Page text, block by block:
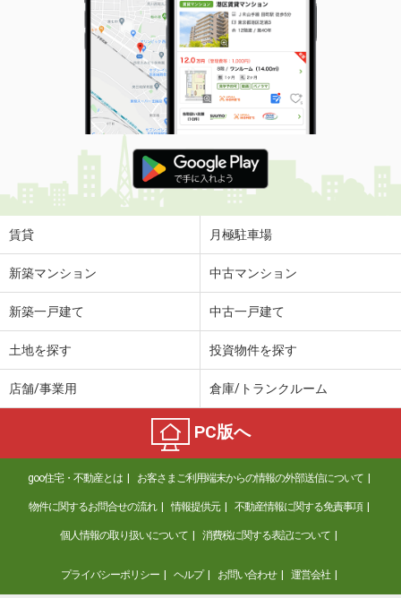
新潟県三条市西裏館３
価 格
5.30万円
住 所
新潟県三条市西裏館３
専有面積 51.67m²
間取り
2DK
新潟県新潟市中央区笹口１丁目
価 格
4万円
新潟県新潟市西区小新１
価 格
4.80万円
新潟県新潟市西区小新１
専有面積 60.19m²
新潟県新潟市江南区船戸山２丁目
住 所
新潟県新潟市江南区船戸山２丁目
専有面積
31.48m²
賃貸 月極駐車場
新築マンション 中古マンション
新築一戸建て 中古一戸建て
土地を探す 投資物件を探す
店舗/事業用 倉庫/トランクルーム
PC版へ
goo住宅・不動産とは お客さまご利用端末からの情報の外部送信について
物件に関するお問合せの流れ 情報提供元 不動産情報に関する免責事項
個人情報の取り扱いについて 消費税に関する表記について
プライバシーポリシー ヘルプ お問い合わせ 運営会社